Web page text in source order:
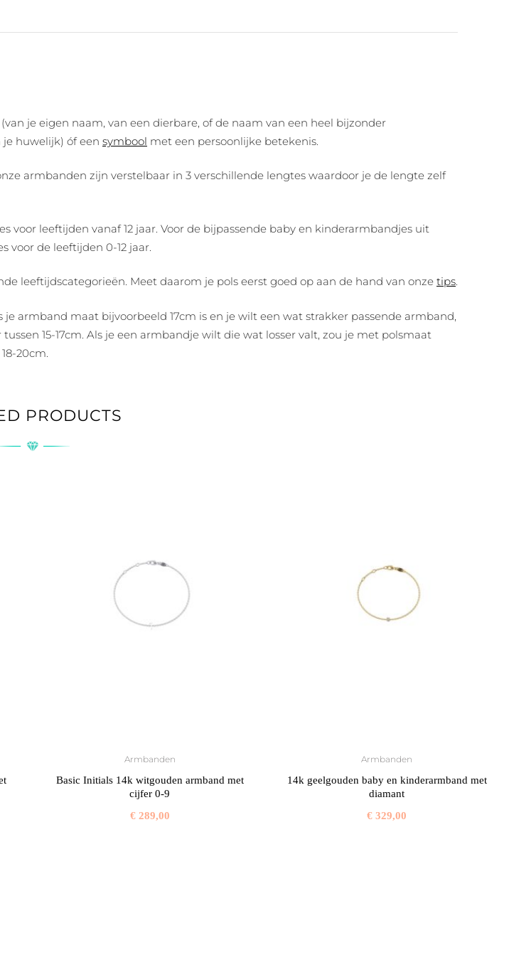
je eigen naam, van een dierbare, of de naam van een heel bijzonder
huwelijk) óf een symbool met een persoonlijke betekenis.
armbanden zijn verstelbaar in 3 verschillende lengtes waardoor je de lengte zelf
leeftijden vanaf 12 jaar. Voor de bijpassende baby en kinderarmbandjes uit
voor de leeftijden 0-12 jaar.
leeftijdscategorieën. Meet daarom je pols eerst goed op aan de hand van onze tips.
armband maat bijvoorbeeld 17cm is en je wilt een wat strakker passende armband,
15-17cm. Als je een armbandje wilt die wat losser valt, zou je met polsmaat
20cm.
PRODUCTS
Armbanden
Basic Initials 14k witgouden armband met
cijfer 0-9
€289,00
Armbanden
14k geelgouden baby en kinderarmband met
diamant
€ 329,00